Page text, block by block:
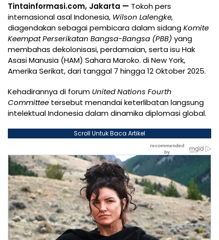
Tintainformasi.com, Jakarta — Tokoh pers
internasional asal Indonesia, Wilson Lalengke,
diagendakan sebagai pembicara dalam sidangKomite
Keempat Perserikatan Bangsa-Bangsa (PBB) yang
membahas dekolonisasi, perdamaian, serta isu Hak
Asasi Manusia (HAM) Sahara Maroko. di New York,
Amerika Serikat, dari tanggal 7 hingga 12 Oktober 2025.
Kehadirannya di forum United Nations Fourth
Committee tersebut menandai keterlibatan langsung
intelektual Indonesia dalam dinamika diplomasi global.
Scroll Untuk Baca Artikel